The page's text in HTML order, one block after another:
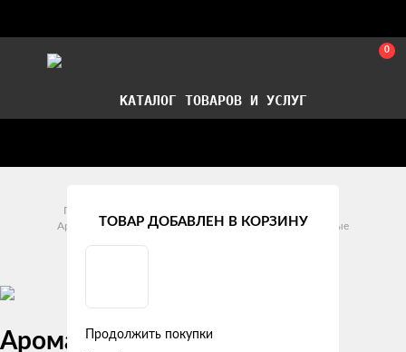
0
КАТАЛОГ ТОВАРОВ И УСЛУГ
Главная
Ароматизаторы воздуха
Ароматизаторы Подвесные
Ароматизатор подвесной
ТОВАР ДОБАВЛЕН В КОРЗИНУ
Продолжить покупки